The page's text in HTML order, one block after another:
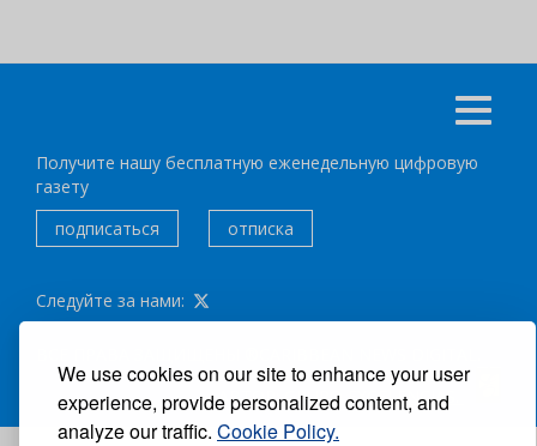
We use cookies on our site to enhance your user
experience, provide personalized content, and
analyze our traffic. Cookie Policy.
Получите нашу бесплатную еженедельную цифровую
газету
подписаться
отписка
Следуйте за нами:
АВТОР:GRUPO EXCELENCIAS.